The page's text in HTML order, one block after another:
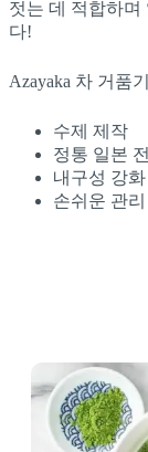
젓는 데 적합하며
다!
Azayaka 차 거품
수제 제작
정통 일본
내구성 강화
손쉬운 관리